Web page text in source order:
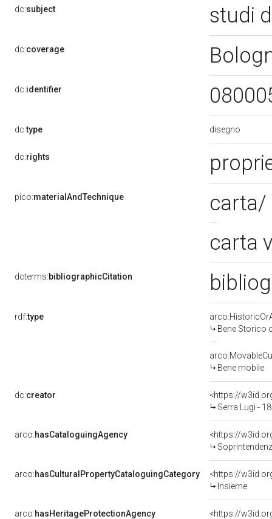
dc:subject studi
dc:coverage
dc:identifier
dc:type disegno
dc:rights
pico:materialAndTechnique
carta
dcterms:bibliographicCitation
rdf:type
Bene Storico
Bene mobile
dc:creator
<https://
Serra Lugi -
arco:hasCataloguingAgency
<https://
Soprintendenza
arco:hasCulturalPropertyCataloguingCategory
<https://
Insieme
arco:hasHeritageProtectionAgency
<https://